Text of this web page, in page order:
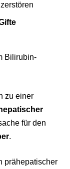
Bilirubin-
zu einer
für den
.
prähepatischer